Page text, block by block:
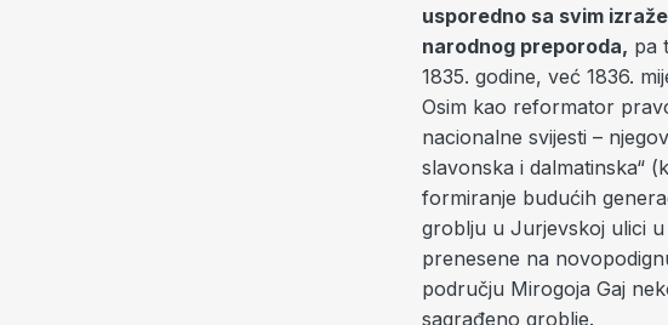
usporedno sa svim
narodnog preporoda, pa
1835. godine, već 1836.
Osim kao reformator
nacionalne svijesti –
slavonska i dalmatinska“
formiranje budućih
groblju u Jurjevskoj ulici
prenesene na
području Mirogoja Gaj
sagrađeno groblje.